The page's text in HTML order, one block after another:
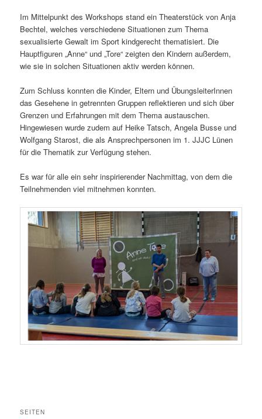
Im Mittelpunkt des Workshops stand ein Theaterstück von Anja
Bechtel, welches verschiedene Situationen zum Thema
sexualisierte Gewalt im Sport kindgerecht thematisiert. Die
Hauptfiguren „Anne“ und „Tore“ zeigten den Kindern außerdem,
wie sie in solchen Situationen aktiv werden können.
Zum Schluss konnten die Kinder, Eltern und ÜbungsleiterInnen
das Gesehene in getrennten Gruppen reflektieren und sich über
Grenzen und Erfahrungen mit dem Thema austauschen.
Hingewiesen wurde zudem auf Heike Tatsch, Angela Busse und
Wolfgang Starost, die als Ansprechpersonen im 1. JJJC Lünen
für die Thematik zur Verfügung stehen.
Es war für alle ein sehr inspirierender Nachmittag, von dem die
Teilnehmenden viel mitnehmen konnten.
SEITEN